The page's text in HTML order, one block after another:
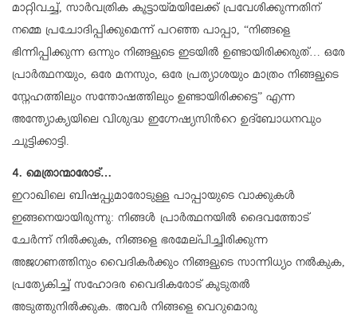
മാറ്റിവച്ച്, സാർവത്രിക കൂട്ടായ്മയിലേക്ക് പ്രവേശിക്കുന്നതിന്
നമ്മെ പ്രചോദിപ്പിക്കുമെന്ന് പറഞ്ഞ പാപ്പാ, “നിങ്ങളെ
ഭിന്നിപ്പിക്കുന്ന ഒന്നും നിങ്ങളുടെ ഇടയിൽ ഉണ്ടായിരിക്കരുത്… ഒരേ
പ്രാർത്ഥനയും, ഒരേ മനസും, ഒരേ പ്രത്യാശയും മാത്രം നിങ്ങളുടെ
സ്നേഹത്തിലും സന്തോഷത്തിലും ഉണ്ടായിരിക്കട്ടെ” എന്ന
അന്ത്യോക്യയിലെ വിശുദ്ധ ഇഗ്നേഷ്യസിന്‍റെ ഉദ്‌ബോധനവും
ചൂട്ടിക്കാട്ടി.
4. മെത്രാന്മാരോട്…
ഇറാഖിലെ ബിഷപ്പുമാരോടുള്ള പാപ്പായുടെ വാക്കുകൾ
ഇങ്ങനെയായിരുന്നു: നിങ്ങൾ പ്രാർത്ഥനയിൽ ദൈവത്തോട്
ചേർന്ന് നിൽക്കുക, നിങ്ങളെ ഭരമേല്പിച്ചിരിക്കുന്ന
അജഗണത്തിനും വൈദികർക്കും നിങ്ങളുടെ സാന്നിധ്യം നൽകുക,
പ്രത്യേകിച്ച് സഹോദര വൈദികരോട് കൂടുതൽ
അടുത്തുനിൽക്കുക. അവർ നിങ്ങളെ വെറുമൊരു